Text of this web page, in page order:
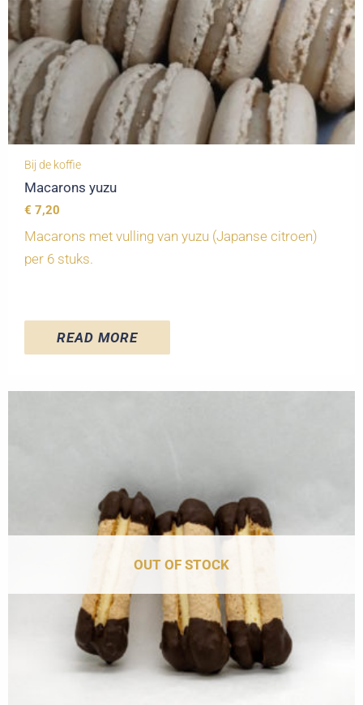
Bij de koffie
Macarons yuzu
€ 7,20
Macarons met vulling van yuzu (Japanse citroen)
per 6 stuks.
READ MORE
OUT OF STOCK